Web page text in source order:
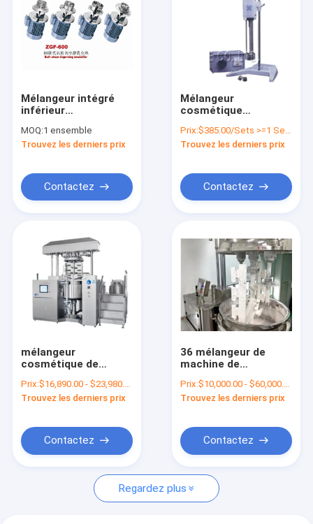
Produits
VR Show
Au sujet de nous
Contactez-nous
Demandez une citation
Mélangeur d'émulsifiant cosmétique
Mélangeur intégré
inférieur
de cisaillement
mélangeur crème
MOQ:1 ensemble
Trouvez les derniers prix
Contactez
Mélangeur
cosmétique
laboratoire
15000rpm d'acier
Prix:$385.00/Sets >=1 Sets
Trouvez les derniers prix
Contactez
mélangeur
cosmétique de
pour la machine
liquide de fabrication
d'hôtel
Prix:$16,890.00 - $23,980.00/Sets
Trouvez les derniers prix
Contactez
36 mélangeur de
machine de
dentifrice du kilowatt
840L
Prix:$10,000.00 - $60,000.00/Sets
Trouvez les derniers prix
Contactez
Regardez plus